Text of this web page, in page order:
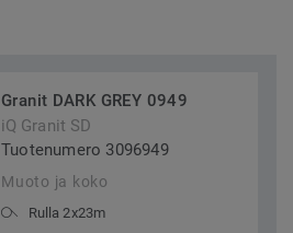
Granit DARK GREY 0949
iQ Granit SD
Tuotenumero 3096949
Muoto ja koko
Rulla 2x23m